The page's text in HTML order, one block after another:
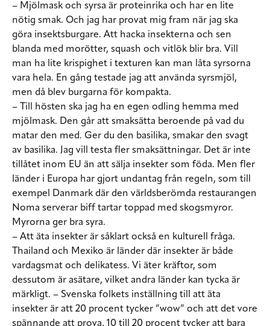
– Mjölmask och syrsa är proteinrika och har en lite
nötig smak. Och jag har provat mig fram när jag ska
göra insektsburgare. Att hacka insekterna och sen
blanda med morötter, squash och vitlök blir bra. Vill
man ha lite krispighet i texturen kan man låta syrsorna
vara hela. En gång testade jag att använda syrsmjöl,
men då blev burgarna för kompakta.
– Till hösten ska jag ha en egen odling hemma med
mjölmask. Den går att smaksätta beroende på vad du
matar den med. Ger du den basilika, smakar den svagt
av basilika. Jag vill testa fler smaksättningar. Det är inte
tillåtet inom EU än att sälja insekter som föda. Men fler
länder i Europa har gjort undantag från regeln, som till
exempel Danmark där den världsberömda restaurangen
Noma serverar biff tartar toppad med skogsmyror.
Myrorna ger bra syra.
– Att äta insekter är såklart också en kulturell fråga.
Thailand och Mexiko är länder där insekter är både
vardagsmat och delikatess. Vi äter kräftor, som
dessutom är asätare, vilket andra länder kan tycka är
märkligt. – Svenska folkets inställning till att äta
insekter är att 20 procent tycker ”wow” och att det vore
spännande att prova, 10 till 20 procent tycker att bara